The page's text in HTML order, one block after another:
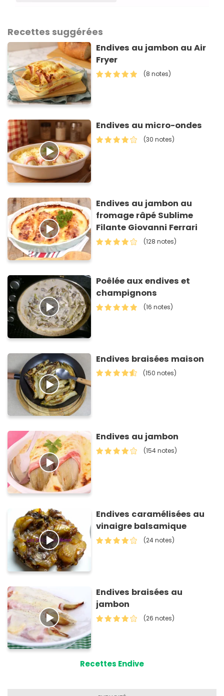
Recettes suggérées
Endives au jambon au Air
Fryer
(8 notes)
Endives au micro-ondes
(30 notes)
Endives au jambon au
fromage râpé Sublime
Filante Giovanni Ferrari
(128 notes)
Poêlée aux endives et
champignons
(16 notes)
Endives braisées maison
(150 notes)
Endives au jambon
(154 notes)
Endives caramélisées au
vinaigre balsamique
(24 notes)
Endives braisées au
jambon
(26 notes)
Recettes Endive